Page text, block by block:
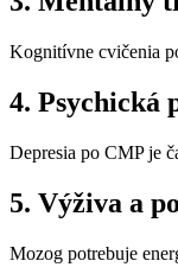
Kognitívne cvičenia
4. Psychická
Depresia po CMP je
5. Výživa a
Mozog potrebuje